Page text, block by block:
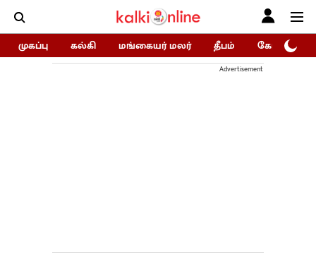
முகப்பு கல்கி மங்கையர் மலர் தீபம் கோகுலம்/
Advertisement